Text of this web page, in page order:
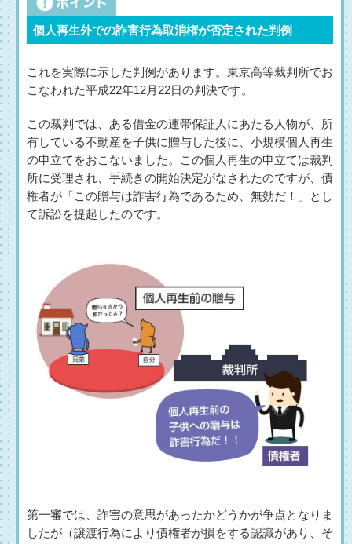
個人再生外での詐害行為取消権が否定された判例
これを実際に示した判例があります。東京高等裁判所でお
こなわれた平成22年12月22日の判決です。
この裁判では、ある借金の連帯保証人にあたる人物が、所
有している不動産を子供に贈与した後に、小規模個人再生
の申立てをおこないました。この個人再生の申立ては裁判
所に受理され、手続きの開始決定がなされたのですが、債
権者が「この贈与は詐害行為であるため、無効だ！」とし
て訴訟を提起したのです。
第一審では、詐害の意思があったかどうかが争点となりま
したが（譲渡行為により債権者が損をする認識があり、そ